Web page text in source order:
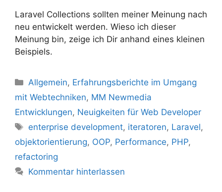
Laravel Collections sollten meiner Meinung nach
neu entwickelt werden. Wieso ich dieser
Meinung bin, zeige ich Dir anhand eines kleinen
Beispiels.
Kategorien
Allgemein, Erfahrungsberichte im Umgang
mit Webtechniken, MM Newmedia
Entwicklungen, Neuigkeiten für Web Developer
Schlagwörter
enterprise development, iteratoren, Laravel,
objektorientierung, OOP, Performance, PHP,
refactoring
Kommentar hinterlassen